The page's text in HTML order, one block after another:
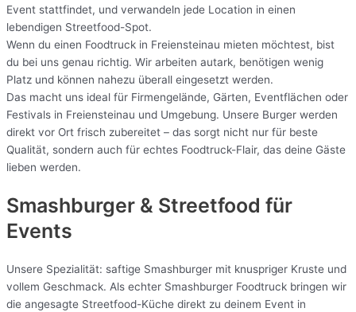
Event stattfindet, und verwandeln jede Location in einen
lebendigen Streetfood-Spot.
Wenn du einen Foodtruck in Freiensteinau mieten möchtest, bist
du bei uns genau richtig. Wir arbeiten autark, benötigen wenig
Platz und können nahezu überall eingesetzt werden.
Das macht uns ideal für Firmengelände, Gärten, Eventflächen oder
Festivals in Freiensteinau und Umgebung. Unsere Burger werden
direkt vor Ort frisch zubereitet – das sorgt nicht nur für beste
Qualität, sondern auch für echtes Foodtruck-Flair, das deine Gäste
lieben werden.
Smashburger & Streetfood für
Events
Unsere Spezialität: saftige Smashburger mit knuspriger Kruste und
vollem Geschmack. Als echter Smashburger Foodtruck bringen wir
die angesagte Streetfood-Küche direkt zu deinem Event in